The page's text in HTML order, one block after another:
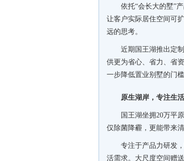
依托“会长大的墅”
让客户实际居住空间可
远的思考。
近期国王湖推出定
供更为省心、省力、省
一步降低置业别墅的门
原生湖岸，专注生
国王湖坐拥20万平
仅除菌降霾，更能带来
专注于产品力研发
活需求。大尺度空间赠